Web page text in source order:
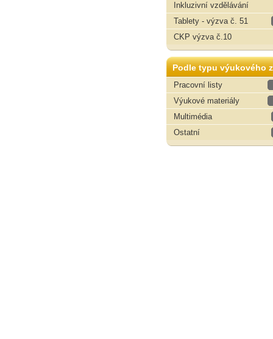
Inkluzivní vzdělávání
Tablety - výzva č. 51
CKP výzva č.10
Podle typu výukového
Pracovní listy
Výukové materiály
Multimédia
Ostatní